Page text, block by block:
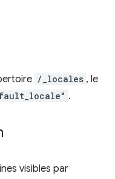
/_locales , le
.
visibles par